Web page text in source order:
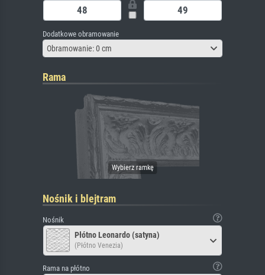
Dodatkowe obramowanie
Obramowanie: 0 cm
Rama
Nośnik i blejtram
Nośnik
Płótno Leonardo (satyna)
(Płótno Venezia)
Rama na płótno